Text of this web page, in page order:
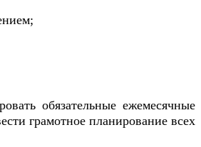
обязательные ежемесячные
грамотное планирование всех